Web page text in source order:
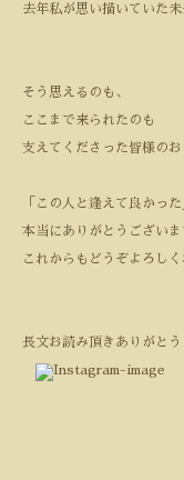
去年私が思い描いていた
そう思えるのも、
ここまで来られたのも
支えてくださった皆様のお
「この人と逢えて良かっ
本当にありがとうございま
これからもどうぞよろしく
長文お読み頂きありがとう